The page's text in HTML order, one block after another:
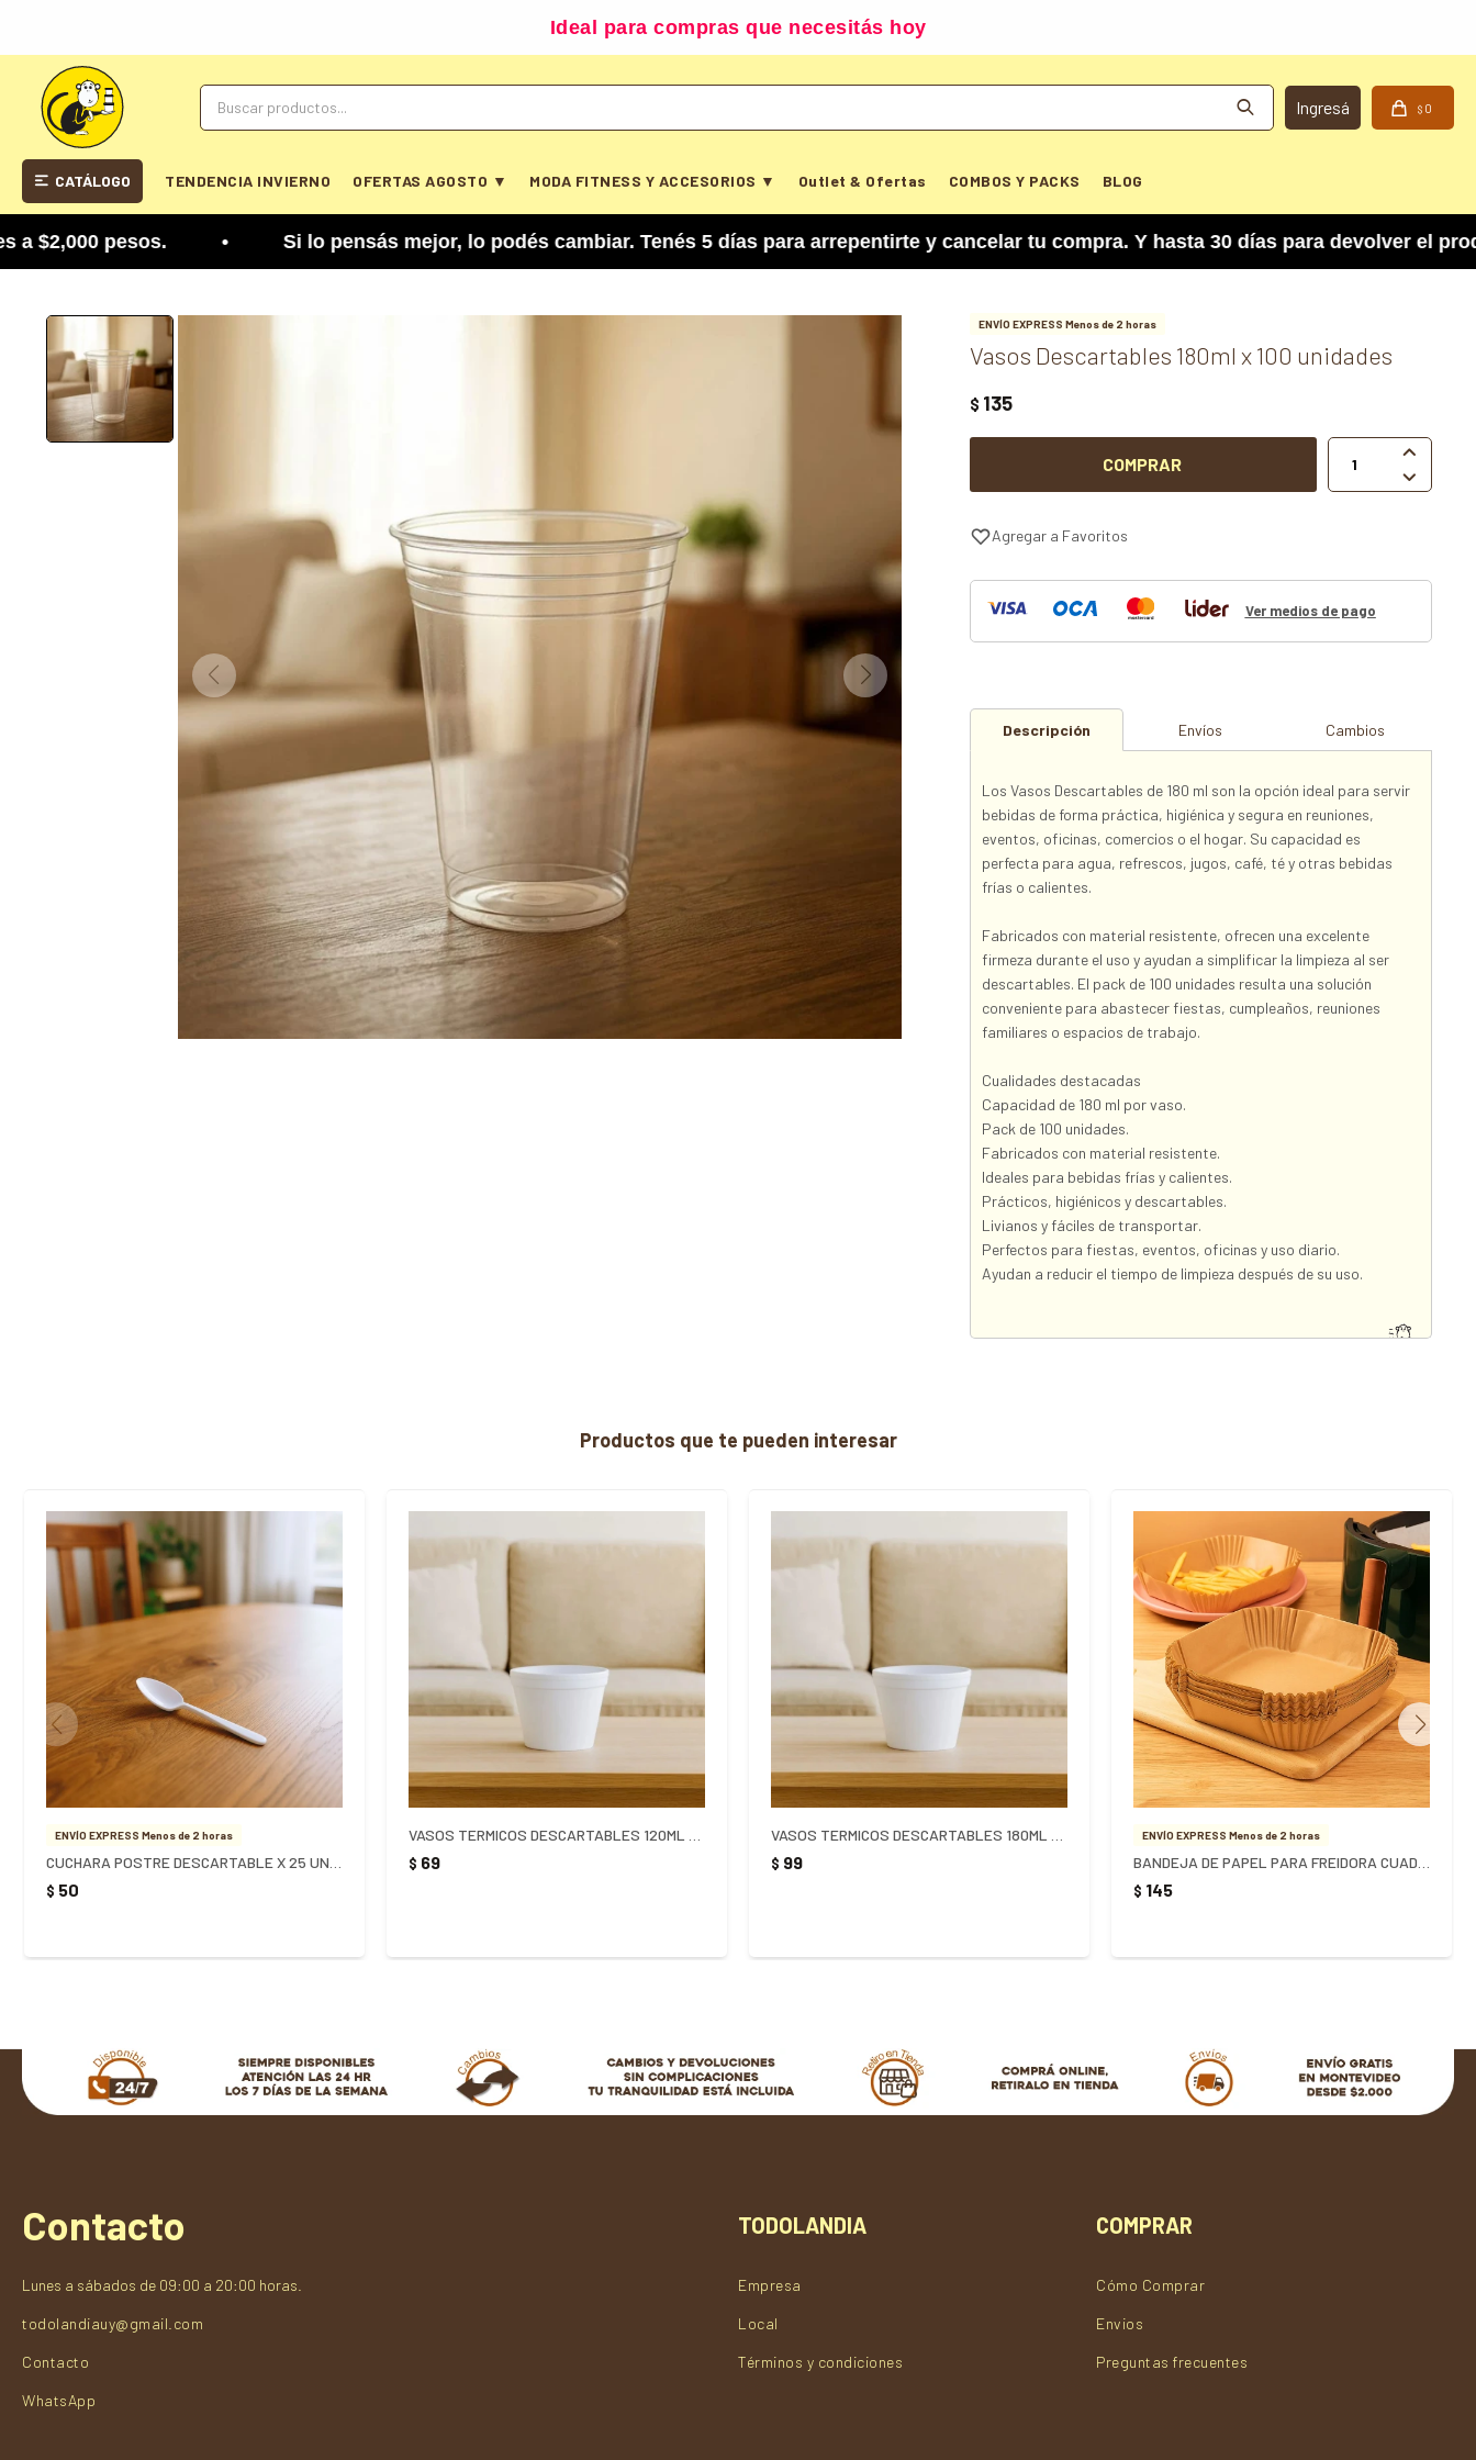
Ideal para compras que necesitás hoy
CATÁLOGO TENDENCIA INVIERNO OFERTAS AGOSTO ▼ MODA FITNESS Y ACCESORIOS ▼ Outlet & Ofertas COMBOS Y PACKS BLOG
$ 0
pesos. • Si lo pensás mejor, lo podés cambiar. Tenés 5 días para arrepentirte y cancelar tu compra. Y hasta 30 días para devolver el
ENVÍO EXPRESS Menos de 2 horas
Vasos Descartables 180ml x 100 unidades
$ 135
COMPRAR


Ver medios de pago
Descripción Envíos Cambios
Los Vasos Descartables de 180 ml son la opción ideal para servir
bebidas de forma práctica, higiénica y segura en reuniones,
eventos, oficinas, comercios o el hogar. Su capacidad es
perfecta para agua, refrescos, jugos, café, té y otras bebidas
frías o calientes.
Fabricados con material resistente, ofrecen una excelente
firmeza durante el uso y ayudan a simplificar la limpieza al ser
descartables. El pack de 100 unidades resulta una solución
conveniente para abastecer fiestas, cumpleaños, reuniones
familiares o espacios de trabajo.
Cualidades destacadas
Capacidad de 180 ml por vaso.
Pack de 100 unidades.
Fabricados con material resistente.
Ideales para bebidas frías y calientes.
Prácticos, higiénicos y descartables.
Livianos y fáciles de transportar.
Perfectos para fiestas, eventos, oficinas y uso diario.
Ayudan a reducir el tiempo de limpieza después de su uso.
Productos que te pueden interesar
ENVÍO EXPRESS Menos de 2 horas
$ 50
$ 69 $ 99
ENVÍO EXPRESS Menos de 2 horas
$ 145
Contacto
Lunes a sábados de 09:00 a 20:00 horas.
todolandiauy@gmail.com
Contacto
WhatsApp
TODOLANDIA
Empresa
Local
Términos y condiciones
COMPRAR
Cómo Comprar
Envios
Preguntas frecuentes